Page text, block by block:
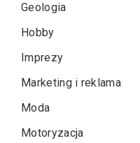
Geologia
Hobby
Imprezy
Marketing i reklama
Moda
Motoryzacja